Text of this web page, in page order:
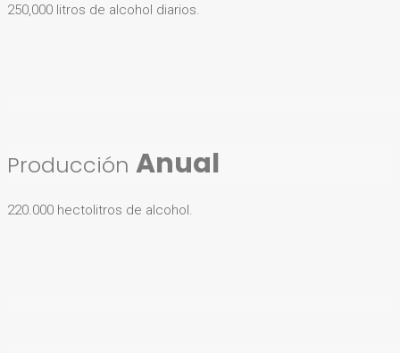
250,000 litros de alcohol diarios.
Producción Anual
220.000 hectolitros de alcohol.